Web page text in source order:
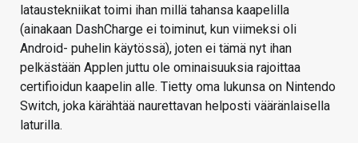
lataustekniikat toimi ihan millä tahansa kaapelilla
(ainakaan DashCharge ei toiminut, kun viimeksi oli
Android- puhelin käytössä), joten ei tämä nyt ihan
pelkästään Applen juttu ole ominaisuuksia rajoittaa
certifioidun kaapelin alle. Tietty oma lukunsa on Nintendo
Switch, joka kärähtää naurettavan helposti vääränlaisella
laturilla.